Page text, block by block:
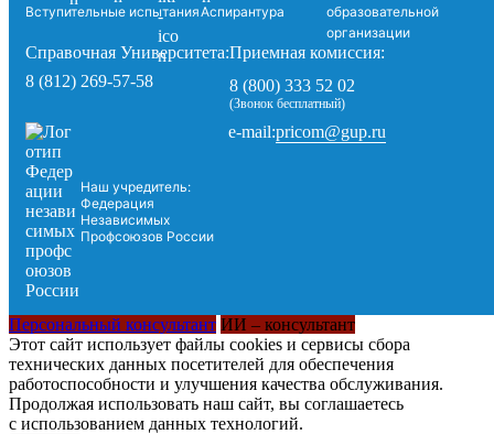
Вступительные испытанияАспирантура
образовательной
организации
Справочная Университета:
8 (812) 269-57-58
Приемная комиссия:
8 (800) 333 52 02
(Звонок бесплатный)
Наш учредитель:
Федерация
Независимых
Профсоюзов России
e-mail:pricom@gup.ru
Персональный консультант ИИ – консультант
Этот сайт использует файлы cookies и сервисы сбора
технических данных посетителей для обеспечения
работоспособности и улучшения качества обслуживания.
Продолжая использовать наш сайт, вы соглашаетесь
с использованием данных технологий.